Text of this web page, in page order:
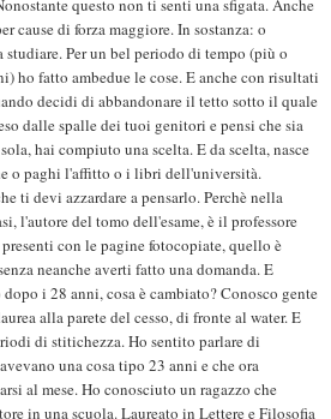
questo non ti senti una sfigata. Anche
cause di forza maggiore. In sostanza: o
studiare. Per un bel periodo di tempo (più o
ho fatto ambedue le cose. E anche con risultati
decidi di abbandonare il tetto sotto il quale
dalle spalle dei tuoi genitori e pensi che sia
hai compiuto una scelta. E da scelta, nasce
o paghi l'affitto o i libri dell'università.
ti devi azzardare a pensarlo. Perchè nella
l'autore del tomo dell'esame, è il professore
con le pagine fotocopiate, quello è
neanche averti fatto una domanda. E
i 28 anni, cosa è cambiato? Conosco gente
alla parete del cesso, di fronte al water. E
di stitichezza. Ho sentito parlare di
una cosa tipo 23 anni e che ora
al mese. Ho conosciuto un ragazzo che
in una scuola. Laureato in Lettere e Filosofia